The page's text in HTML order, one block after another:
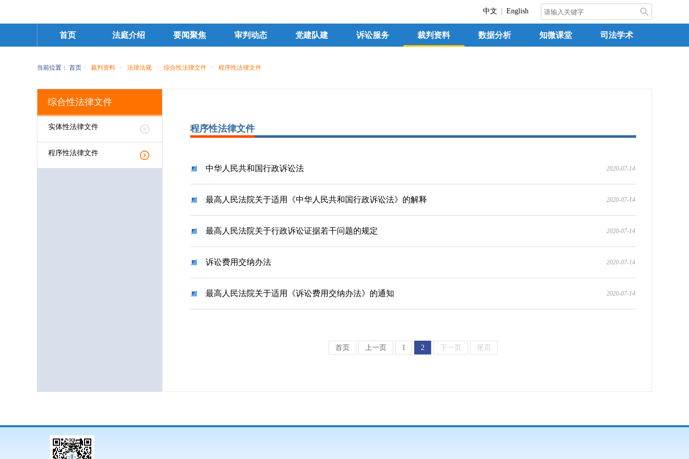
中文 English
首页 法庭介绍 要闻聚焦 审判动态 党建队建 诉讼服务 裁判资料 数据分析 知微课堂 司法学术
当前位置： 首页 > 裁判资料 > 法律法规 > 综合性法律文件 > 程序性法律文件
综合性法律文件
实体性法律文件
程序性法律文件
程序性法律文件
中华人民共和国行政诉讼法 2020-07-14
最高人民法院关于适用《中华人民共和国行政诉讼法》的解释 2020-07-14
最高人民法院关于行政诉讼证据若干问题的规定 2020-07-14
诉讼费用交纳办法 2020-07-14
最高人民法院关于适用《诉讼费用交纳办法》的通知 2020-07-14
首页 上一页 1 2 下一页 尾页